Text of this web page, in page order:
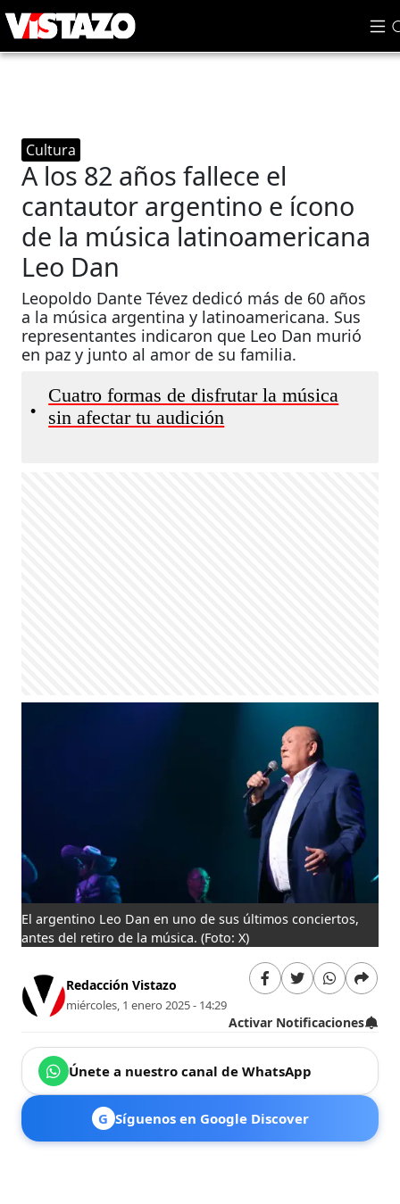
Cultura
A los 82 años fallece el
cantautor argentino e ícono
de la música latinoamericana
Leo Dan
Leopoldo Dante Tévez dedicó más de 60 años
a la música argentina y latinoamericana. Sus
representantes indicaron que Leo Dan murió
en paz y junto al amor de su familia.
•
Cuatro formas de disfrutar la música
sin afectar tu audición
El argentino Leo Dan en uno de sus últimos conciertos,
antes del retiro de la música. (Foto: X)
Redacción Vistazo
miércoles, 1 enero 2025 - 14:29
Activar Notificaciones
Únete a nuestro canal de WhatsApp
G Síguenos en Google Discover